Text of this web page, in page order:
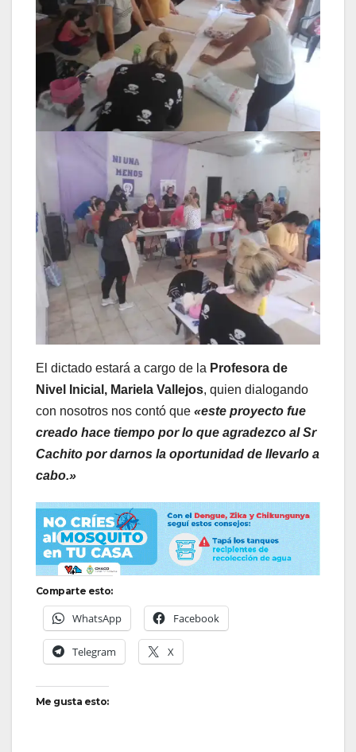
El dictado estará a cargo de la Profesora de
Nivel Inicial, Mariela Vallejos, quien dialogando
con nosotros nos contó que «este proyecto fue
creado hace tiempo por lo que agradezco al Sr
Cachito por darnos la oportunidad de llevarlo a
cabo.»
Comparte esto:
WhatsApp Facebook
Telegram X
Me gusta esto: